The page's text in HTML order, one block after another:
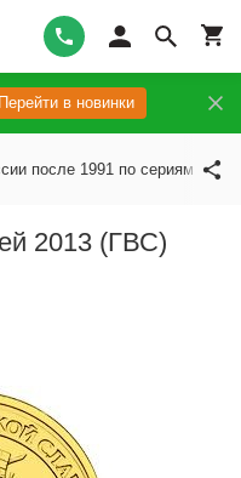
Перейти в новинки
после 1991 по сериям
2013 (ГВС)